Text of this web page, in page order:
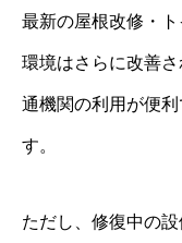
最新の屋根改修・
環境はさらに改善
通機関の利用が便
す。
ただし、修復中の